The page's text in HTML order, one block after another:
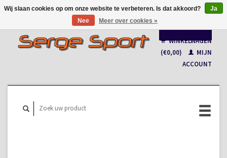
Français
WINKELWAGEN
(€0,00)
MIJN
ACCOUNT
Wij slaan cookies op om onze website te verbeteren. Is dat akkoord?
Ja
Nee
Meer over cookies »